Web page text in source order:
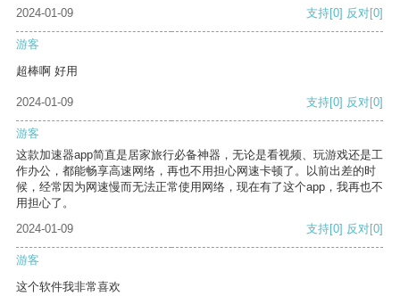
2024-01-09 支持[0] 反对[0]
游客
超棒啊 好用
2024-01-09 支持[0] 反对[0]
游客
这款加速器app简直是居家旅行必备神器，无论是看视频、玩游戏还是工
作办公，都能畅享高速网络，再也不用担心网速卡顿了。以前出差的时
候，经常因为网速慢而无法正常使用网络，现在有了这个app，我再也不
用担心了。
2024-01-09
支持[0] 反对[0]
游客
这个软件我非常喜欢